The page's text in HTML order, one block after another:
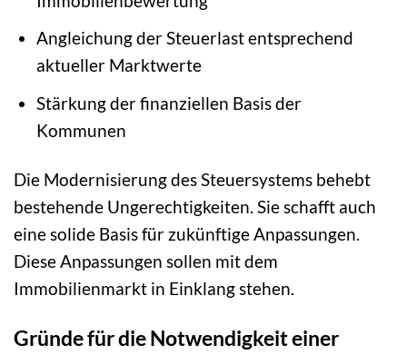
Angleichung der Steuerlast entsprechend
aktueller Marktwerte
Stärkung der finanziellen Basis der
Kommunen
Die Modernisierung des Steuersystems behebt
bestehende Ungerechtigkeiten. Sie schafft auch
eine solide Basis für zukünftige Anpassungen.
Diese Anpassungen sollen mit dem
Immobilienmarkt in Einklang stehen.
Gründe für die Notwendigkeit einer